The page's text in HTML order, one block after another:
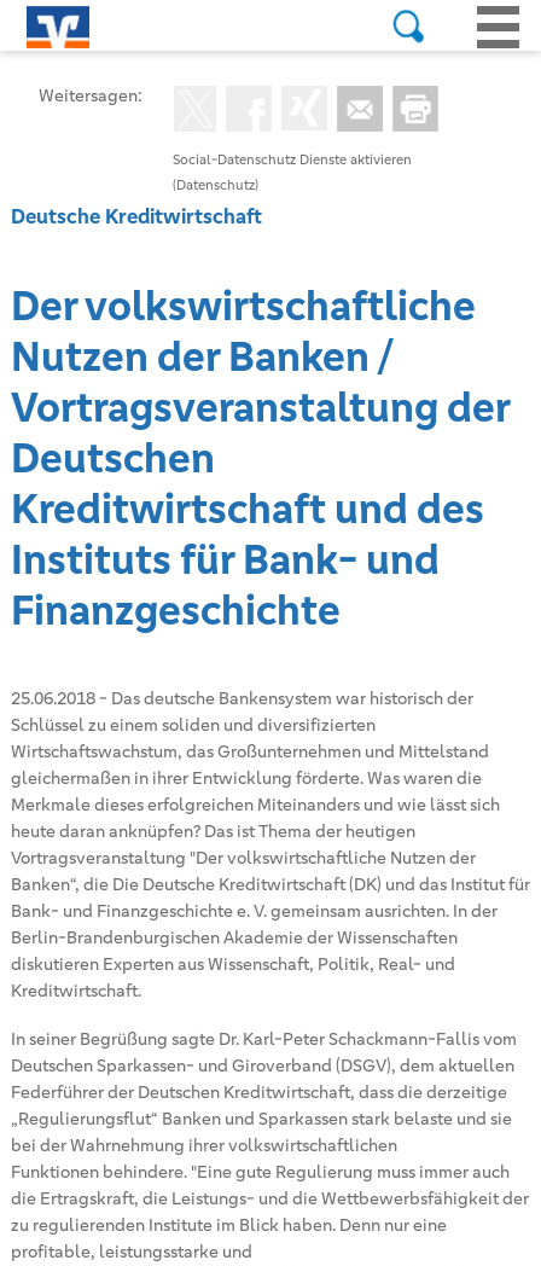
Social-Datenschutz Dienste aktivieren
(Datenschutz)
Weitersagen:
Deutsche Kreditwirtschaft
Der volkswirtschaftliche
Nutzen der Banken /
Vortragsveranstaltung der
Deutschen
Kreditwirtschaft und des
Instituts für Bank- und
Finanzgeschichte
25.06.2018- Das deutsche Bankensystem war historisch der
Schlüssel zu einem soliden und diversifizierten
Wirtschaftswachstum, das Großunternehmen und Mittelstand
gleichermaßen in ihrer Entwicklung förderte. Was waren die
Merkmale dieses erfolgreichen Miteinanders und wie lässt sich
heute daran anknüpfen? Das ist Thema der heutigen
Vortragsveranstaltung "Der volkswirtschaftliche Nutzen der
Banken“, die Die Deutsche Kreditwirtschaft (DK) und das Institut für
Bank- und Finanzgeschichte e. V. gemeinsam ausrichten. In der
Berlin-Brandenburgischen Akademie der Wissenschaften
diskutieren Experten aus Wissenschaft, Politik, Real- und
Kreditwirtschaft.
In seiner Begrüßung sagte Dr. Karl-Peter Schackmann-Fallis vom
Deutschen Sparkassen- und Giroverband (DSGV), dem aktuellen
Federführer der Deutschen Kreditwirtschaft, dass die derzeitige
„Regulierungsflut“ Banken und Sparkassen stark belaste und sie
bei der Wahrnehmung ihrer volkswirtschaftlichen
Funktionen behindere. "Eine gute Regulierung muss immer auch
die Ertragskraft, die Leistungs- und die Wettbewerbsfähigkeit der
zu regulierenden Institute im Blick haben. Denn nur eine
profitable, leistungsstarke und